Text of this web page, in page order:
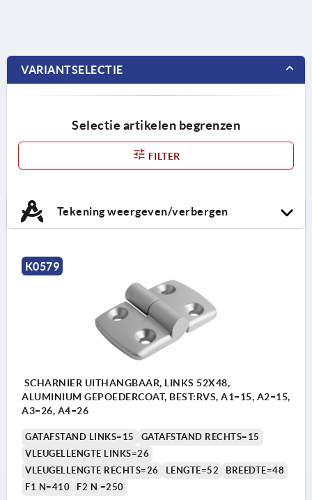
VARIANTSELECTIE
Selectie artikelen begrenzen
FILTER
Tekening weergeven/verbergen
K0579
SCHARNIER UITHANGBAAR, LINKS 52X48,
ALUMINIUM GEPOEDERCOAT, BEST:RVS, A1=15, A2=15,
A3=26, A4=26
GATAFSTAND LINKS=15
GATAFSTAND RECHTS=15
VLEUGELLENGTE LINKS=26
VLEUGELLENGTE RECHTS=26
LENGTE=52
BREEDTE=48
F1 N=410
F2 N =250